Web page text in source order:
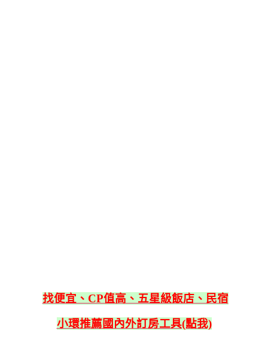
找便宜、CP值高、五星級飯店、民宿
小環推薦國內外訂房工具(點我)